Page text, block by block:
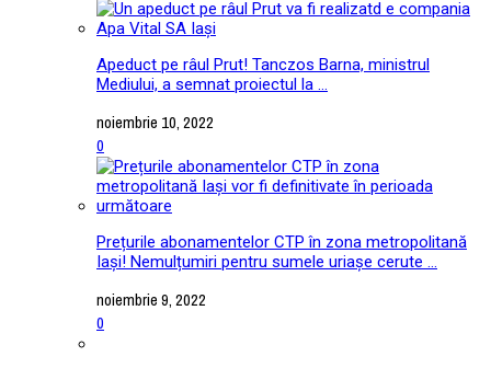
Apeduct pe râul Prut! Tanczos Barna, ministrul
Mediului, a semnat proiectul la ...
noiembrie 10, 2022
0
Prețurile abonamentelor CTP în zona metropolitană
Iași! Nemulțumiri pentru sumele uriașe cerute ...
noiembrie 9, 2022
0